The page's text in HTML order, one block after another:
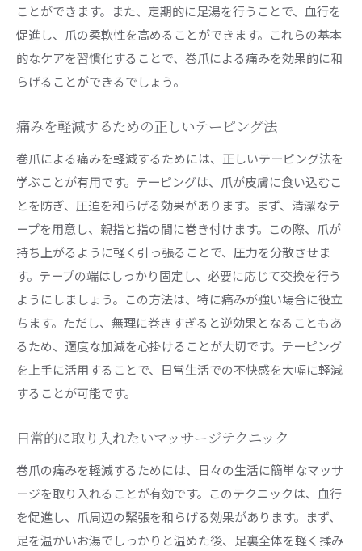
ことができます。また、定期的に足湯を行うことで、血行を
促進し、爪の柔軟性を高めることができます。これらの基本
的なケアを習慣化することで、巻爪による痛みを効果的に和
らげることができるでしょう。
痛みを軽減するための正しいテーピング法
巻爪による痛みを軽減するためには、正しいテーピング法を
学ぶことが有用です。テーピングは、爪が皮膚に食い込むこ
とを防ぎ、圧迫を和らげる効果があります。まず、清潔なテ
ープを用意し、親指と指の間に巻き付けます。この際、爪が
持ち上がるように軽く引っ張ることで、圧力を分散させま
す。テープの端はしっかり固定し、必要に応じて交換を行う
ようにしましょう。この方法は、特に痛みが強い場合に役立
ちます。ただし、無理に巻きすぎると逆効果となることもあ
るため、適度な加減を心掛けることが大切です。テーピング
を上手に活用することで、日常生活での不快感を大幅に軽減
することが可能です。
日常的に取り入れたいマッサージテクニック
巻爪の痛みを軽減するためには、日々の生活に簡単なマッサ
ージを取り入れることが有効です。このテクニックは、血行
を促進し、爪周辺の緊張を和らげる効果があります。まず、
足を温かいお湯でしっかりと温めた後、足裏全体を軽く揉み